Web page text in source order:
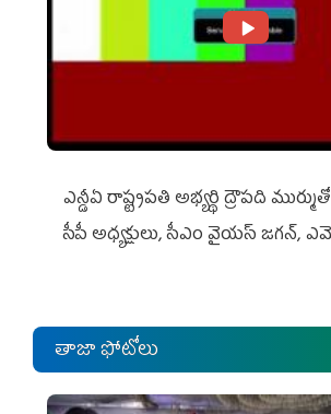
ఎన్డీఏ రాష్ట్ర‌ప‌తి అభ్య‌ర్థి ద్రౌప‌ది
సీపీ అధ్య‌క్షులు, సీఎం వైయ‌స్ జ‌గ‌న్,
తాజా ఫోటోలు